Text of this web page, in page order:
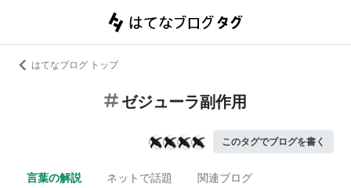
はてなブログ トップ
ゼジューラ副作用
このタグでブログを書く
言葉の解説 ネットで話題 関連ブログ